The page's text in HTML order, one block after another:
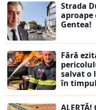
Strada
Gentea!
Fără
salvat o
în
ALERTĂ!